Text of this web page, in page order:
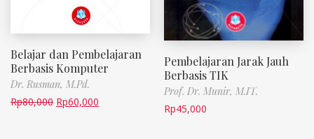
Belajar dan Pembelajaran
Berbasis Komputer
Dr. Rusman, M.Pd.
Rp80,000 Rp60,000
Pembelajaran Jarak Jauh
Berbasis TIK
Prof. Dr. Munir, M.IT.
Rp45,000